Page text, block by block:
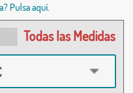
Pulsa aquí.
Todas las Medidas